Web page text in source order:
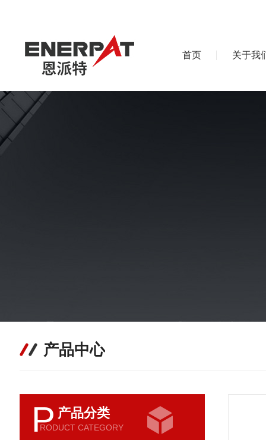
首页 关于我
产品中心
P 产品分类
RODUCT CATEGORY